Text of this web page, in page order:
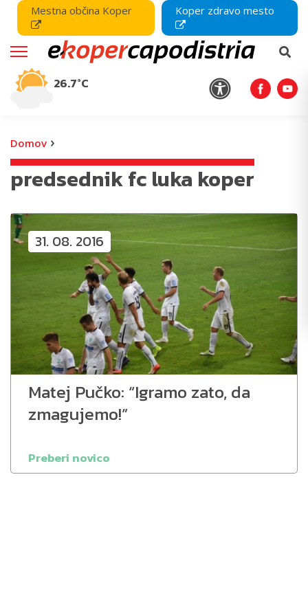
Mestna občina Koper Koper zdravo mesto
26.7°C
Domov ›
predsednik fc luka koper
31. 08. 2016
Matej Pučko: “Igramo zato, da
zmagujemo!”
Preberi novico